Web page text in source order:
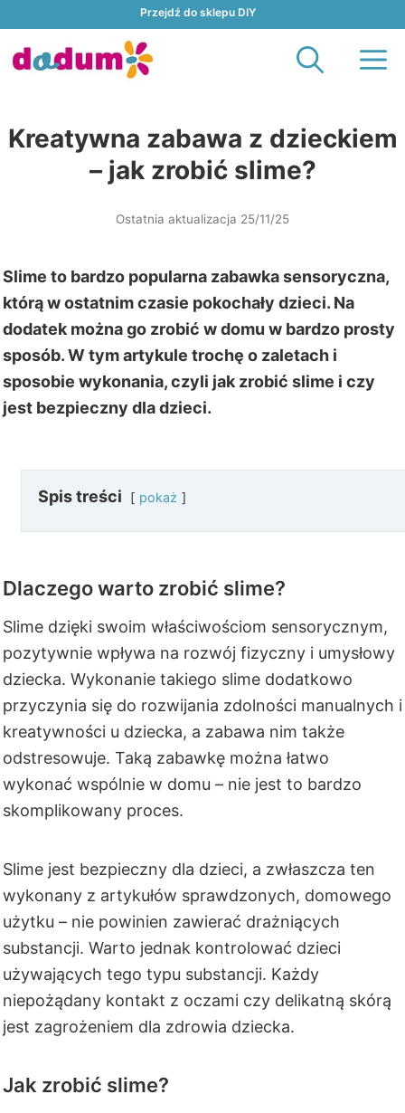
treści
Przejdź do sklepu DIY
Kreatywna zabawa z dzieckiem
– jak zrobić slime?
Ostatnia aktualizacja 25/11/25
Slime to bardzo popularna zabawka sensoryczna,
którą w ostatnim czasie pokochały dzieci. Na
dodatek można go zrobić w domu w bardzo prosty
sposób. W tym artykule trochę o zaletach i
sposobie wykonania, czyli jak zrobić slime i czy
jest bezpieczny dla dzieci.
Spis treści pokaż
Dlaczego warto zrobić slime?
Slime dzięki swoim właściwościom sensorycznym,
pozytywnie wpływa na rozwój fizyczny i umysłowy
dziecka. Wykonanie takiego slime dodatkowo
przyczynia się do rozwijania zdolności manualnych i
kreatywności u dziecka, a zabawa nim także
odstresowuje. Taką zabawkę można łatwo
wykonać wspólnie w domu – nie jest to bardzo
skomplikowany proces.
Slime jest bezpieczny dla dzieci, a zwłaszcza ten
wykonany z artykułów sprawdzonych, domowego
użytku – nie powinien zawierać drażniących
substancji. Warto jednak kontrolować dzieci
używających tego typu substancji. Każdy
niepożądany kontakt z oczami czy delikatną skórą
jest zagrożeniem dla zdrowia dziecka.
Jak zrobić slime?